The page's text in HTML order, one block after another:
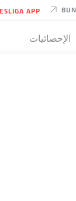
APP
الإحصائيات